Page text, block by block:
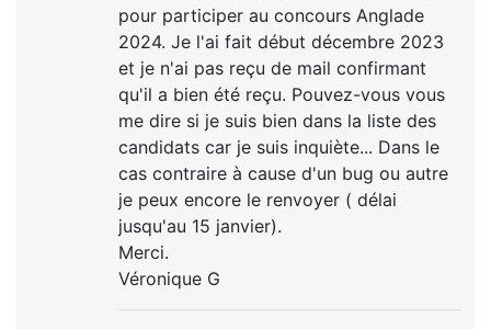
pour participer au concours Anglade
2024. Je l'ai fait début décembre 2023
et je n'ai pas reçu de mail confirmant
qu'il a bien été reçu. Pouvez-vous vous
me dire si je suis bien dans la liste des
candidats car je suis inquiète... Dans le
cas contraire à cause d'un bug ou autre
je peux encore le renvoyer ( délai
jusqu'au 15 janvier).
Merci.
Véronique G